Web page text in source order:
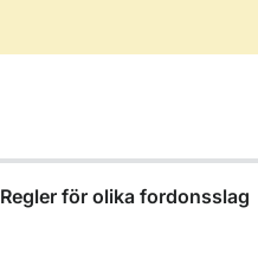
Regler för olika fordonsslag